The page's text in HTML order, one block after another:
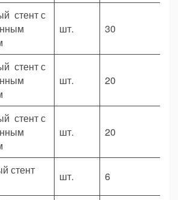
стент с
шт. 30
стент с
шт. 20
стент с
шт. 20
стент
шт. 6